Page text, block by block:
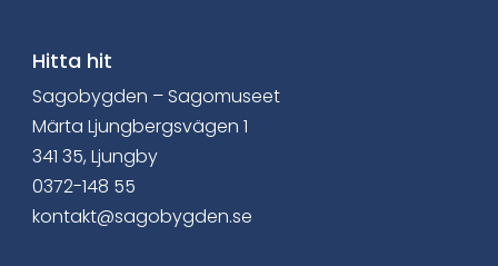
a
F
a
c
Hitta hit
Sagobygden – Sagomuseet
Märta Ljungbergsvägen 1
341 35, Ljungby
0372-148 55
kontakt@sagobygden.se